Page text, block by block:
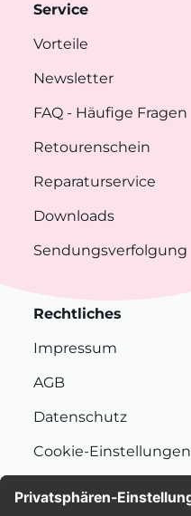
Service
Vorteile
Newsletter
FAQ - Häufige Fragen
Retourenschein
Reparaturservice
Downloads
Sendungsverfolgung
Rechtliches
Impressum
AGB
Datenschutz
Cookie-Einstellungen